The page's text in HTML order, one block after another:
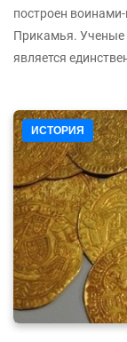
построен
Прикамья. Ученые
является
ИСТОРИЯ